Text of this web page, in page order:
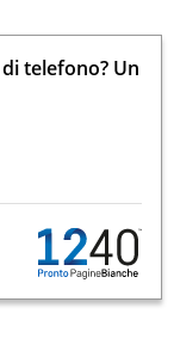
telefono? Un